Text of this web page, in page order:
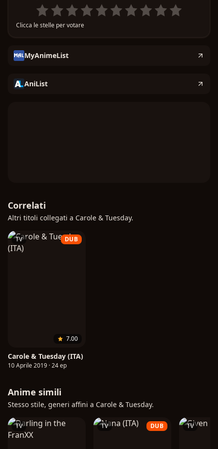
gonfia e l'onda crescerà?
Clicca le stelle per votare
MyAnimeList
AniList
Correlati
Altri titoli collegati a Carole & Tuesday.
TV DUB
7.00
Carole & Tuesday (ITA)
10 Aprile 2019 · 24 ep
Anime simili
Stesso stile, generi affini a Carole & Tuesday.
TV TV DUB TV